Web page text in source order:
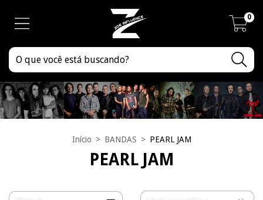
0
Início > BANDAS > PEARL JAM
PEARL JAM